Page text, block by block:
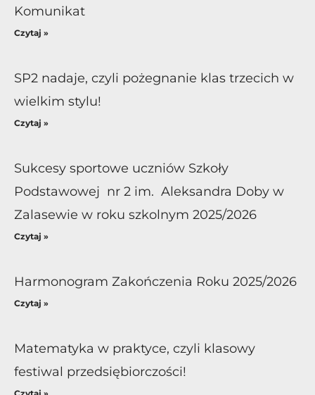
Komunikat
Czytaj »
SP2 nadaje, czyli pożegnanie klas trzecich w
wielkim stylu!
Czytaj »
Sukcesy sportowe uczniów Szkoły
Podstawowej nr 2 im. Aleksandra Doby w
Zalasewie w roku szkolnym 2025/2026
Czytaj »
Harmonogram Zakończenia Roku 2025/2026
Czytaj »
Matematyka w praktyce, czyli klasowy
festiwal przedsiębiorczości!